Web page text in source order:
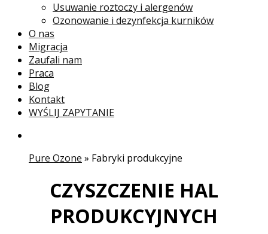
Usuwanie roztoczy i alergenów
Ozonowanie i dezynfekcja kurników
O nas
Migracja
Zaufali nam
Praca
Blog
Kontakt
WYŚLIJ ZAPYTANIE
Pure Ozone » Fabryki produkcyjne
CZYSZCZENIE HAL
PRODUKCYJNYCH